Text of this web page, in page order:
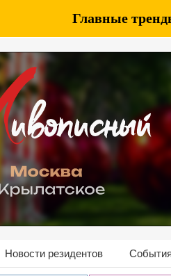
Главные
Новости резидентов